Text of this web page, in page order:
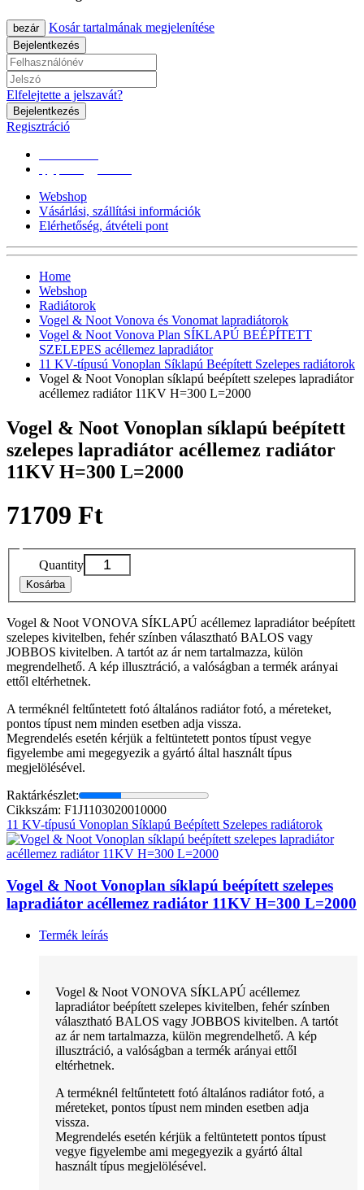
bezár Kosár tartalmának megjelenítése
Bejelentkezés
Elfelejtette a jelszavát?
Bejelentkezés
Regisztráció
Webshop
Vásárlási, szállítási információk
Elérhetőség, átvételi pont
Home
Webshop
Radiátorok
Vogel & Noot Vonova és Vonomat lapradiátorok
Vogel & Noot Vonova Plan SÍKLAPÚ BEÉPÍTETT
SZELEPES acéllemez lapradiátor
11 KV-típusú Vonoplan Síklapú Beépített Szelepes radiátorok
Vogel & Noot Vonoplan síklapú beépített szelepes lapradiátor
acéllemez radiátor 11KV H=300 L=2000
Vogel & Noot Vonoplan síklapú beépített
szelepes lapradiátor acéllemez radiátor
11KV H=300 L=2000
71709 Ft
Quantity
Kosárba
Vogel & Noot VONOVA SÍKLAPÚ acéllemez lapradiátor beépített
szelepes kivitelben, fehér színben választható BALOS vagy
JOBBOS kivitelben. A tartót az ár nem tartalmazza, külön
megrendelhető. A kép illusztráció, a valóságban a termék arányai
ettől eltérhetnek.
A terméknél feltűntetett fotó általános radiátor fotó, a méreteket,
pontos típust nem minden esetben adja vissza.
Megrendelés esetén kérjük a feltüntetett pontos típust vegye
figyelembe ami megegyezik a gyártó által használt típus
megjelölésével.
Raktárkészlet:
Cikkszám: F1J1103020010000
11 KV-típusú Vonoplan Síklapú Beépített Szelepes radiátorok
Vogel & Noot Vonoplan síklapú beépített szelepes
lapradiátor acéllemez radiátor 11KV H=300 L=2000
Termék leírás
Vogel & Noot VONOVA SÍKLAPÚ acéllemez
lapradiátor beépített szelepes kivitelben, fehér színben
választható BALOS vagy JOBBOS kivitelben. A tartót
az ár nem tartalmazza, külön megrendelhető. A kép
illusztráció, a valóságban a termék arányai ettől
eltérhetnek.
A terméknél feltűntetett fotó általános radiátor fotó, a
méreteket, pontos típust nem minden esetben adja
vissza.
Megrendelés esetén kérjük a feltüntetett pontos típust
vegye figyelembe ami megegyezik a gyártó által
használt típus megjelölésével.